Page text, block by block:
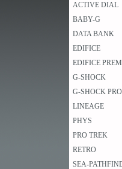
ACTIVE DIAL
BABY-G
DATA BANK
EDIFICE
EDIFICE
G-SHOCK
G-SHOCK PRO
LINEAGE
PHYS
PRO TREK
RETRO
SEA-